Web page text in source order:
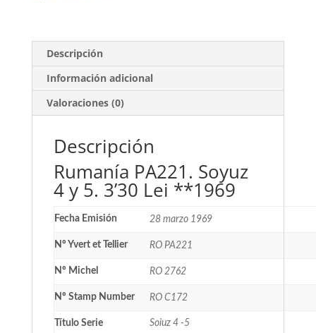
cantidad
Descripción
Información adicional
Valoraciones (0)
Descripción
Rumanía PA221. Soyuz
4 y 5. 3’30 Lei **1969
Fecha Emisión 28 marzo 1969
Nº Yvert et Tellier RO PA221
Nº Michel RO 2762
Nº Stamp Number RO C172
Título Serie Soiuz 4 -5